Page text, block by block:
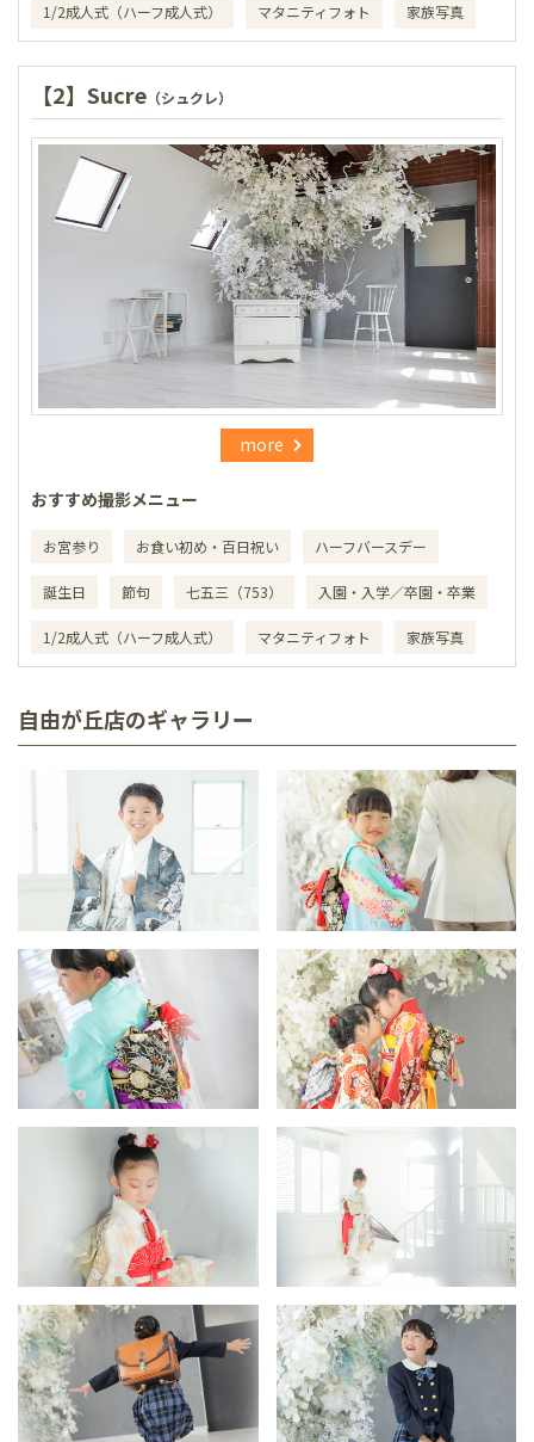
1/2成人式（ハーフ成人式） マタニティフォト 家族写真
【2】Sucre （シュクレ）
more
おすすめ撮影メニュー
お宮参り お食い初め・百日祝い ハーフバースデー
誕生日 節句 七五三（753） 入園・入学／卒園・卒業
1/2成人式（ハーフ成人式） マタニティフォト 家族写真
自由が丘店のギャラリー